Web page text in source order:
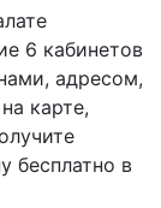
6 кабинетов
адресом,
карте,
бесплатно в